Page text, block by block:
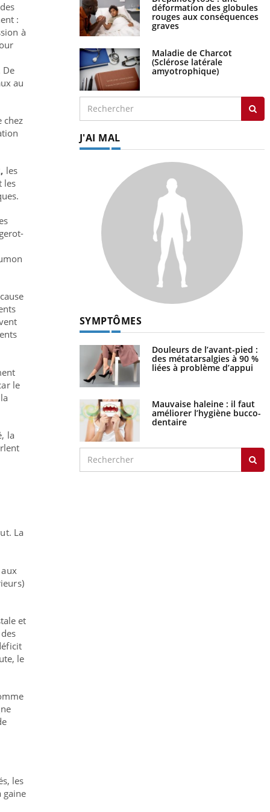
:
à
De
au
chez
les
les
le
la
La
et
le
les
gaine
déformation des globules
rouges aux conséquences
graves
Maladie de Charcot
(Sclérose latérale
amyotrophique)
J'AI MAL
SYMPTÔMES
Douleurs de l’avant-pied :
des métatarsalgies à 90 %
liées à problème d’appui
Mauvaise haleine : il faut
améliorer l’hygiène bucco-
dentaire